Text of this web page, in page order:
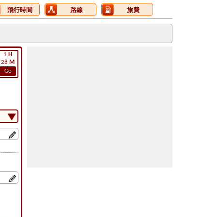
飛行時間 路線 旅費
1 H
28 M
Go